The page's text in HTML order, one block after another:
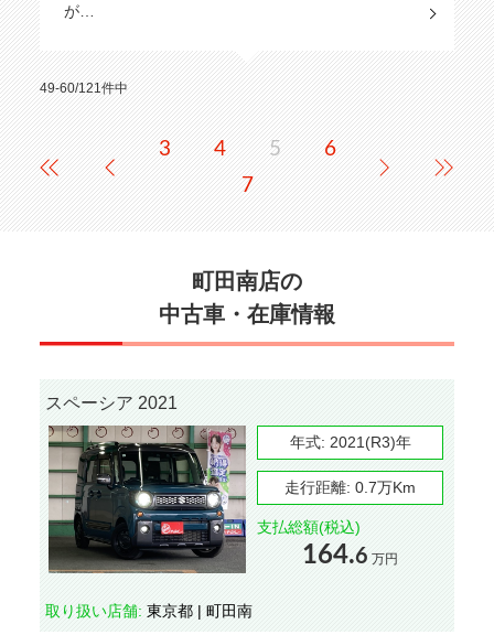
が…
49-60/121件中
3 4 5
6
7
町田南店の
中古車・在庫情報
スペーシア 2021
年式: 2021(R3)年
走行距離: 0.7万Km
支払総額(税込)
164.6 万円
取り扱い店舗: 東京都 | 町田南